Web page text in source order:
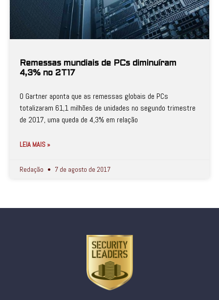
Remessas mundiais de PCs diminuíram
4,3% no 2T17
O Gartner aponta que as remessas globais de PCs
totalizaram 61,1 milhões de unidades no segundo trimestre
de 2017, uma queda de 4,3% em relação
LEIA MAIS »
Redação 7 de agosto de 2017